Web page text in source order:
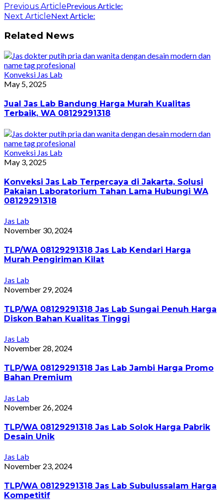
Previous ArticlePrevious Article:
Next ArticleNext Article:
Related News
Konveksi Jas Lab
May 5, 2025
Jual Jas Lab Bandung Harga Murah Kualitas
Terbaik, WA 08129291318
Konveksi Jas Lab
May 3, 2025
Konveksi Jas Lab Terpercaya di Jakarta, Solusi
Pakaian Laboratorium Tahan Lama Hubungi WA
08129291318
Jas Lab
November 30, 2024
TLP/WA 08129291318 Jas Lab Kendari Harga
Murah Pengiriman Kilat
Jas Lab
November 29, 2024
TLP/WA 08129291318 Jas Lab Sungai Penuh Harga
Diskon Bahan Kualitas Tinggi
Jas Lab
November 28, 2024
TLP/WA 08129291318 Jas Lab Jambi Harga Promo
Bahan Premium
Jas Lab
November 26, 2024
TLP/WA 08129291318 Jas Lab Solok Harga Pabrik
Desain Unik
Jas Lab
November 23, 2024
TLP/WA 08129291318 Jas Lab Subulussalam Harga
Kompetitif